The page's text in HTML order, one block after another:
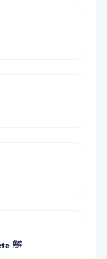
La construction de la mosquée du Prophète ﷺ